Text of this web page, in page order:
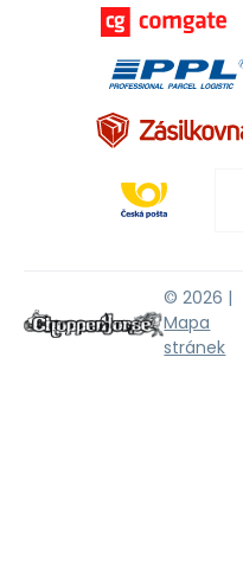
© 2026 |
Mapa
stránek